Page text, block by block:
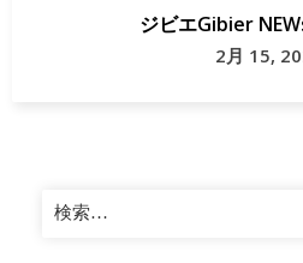
ジビエGibier
2月 15,
検
索: